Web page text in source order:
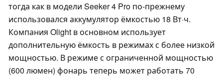
тогда как в модели Seeker 4 Pro по-прежнему
использовался аккумулятор ёмкостью 18 Вт·ч.
Компания Olight в основном использует
дополнительную ёмкость в режимах с более низкой
мощностью. В режиме с ограниченной мощностью
(600 люмен) фонарь теперь может работать 70